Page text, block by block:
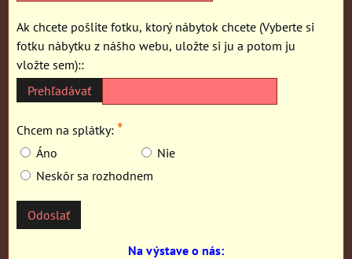
Ak chcete pošlite fotku, ktorý nábytok chcete (Vyberte si
fotku nábytku z nášho webu, uložte si ju a potom ju
vložte sem)::
Chcem na splátky: *
Áno
Nie
Neskôr sa rozhodnem
Odoslať
Na výstave o nás: